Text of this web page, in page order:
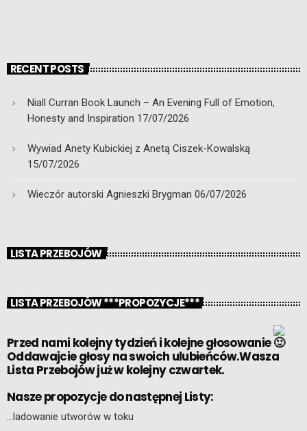
RECENT POSTS
Niall Curran Book Launch – An Evening Full of Emotion,
Honesty and Inspiration 17/07/2026
Wywiad Anety Kubickiej z Anetą Ciszek-Kowalską
15/07/2026
Wieczór autorski Agnieszki Brygman 06/07/2026
LISTA PRZEBOJÓW
LISTA PRZEBOJÓW ***PROPOZYCJE***
Przed nami kolejny tydzień i kolejne głosowanie
Oddawajcie głosy na swoich ulubieńców.Wasza
Lista Przebojów już w kolejny czwartek.
Nasze propozycje do następnej Listy:
…ladowanie utworów w toku